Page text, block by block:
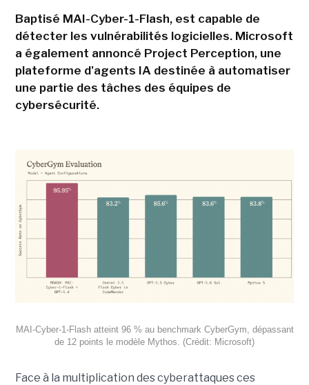
Baptisé MAI-Cyber-1-Flash, est capable de
détecter les vulnérabilités logicielles. Microsoft
a également annoncé Project Perception, une
plateforme d'agents IA destinée à automatiser
une partie des tâches des équipes de
cybersécurité.
MAI-Cyber-1-Flash atteint 96 % au benchmark CyberGym, dépassant
de 12 points le modèle Mythos. (Crédit: Microsoft)
Face à la multiplication des cyberattaques ces